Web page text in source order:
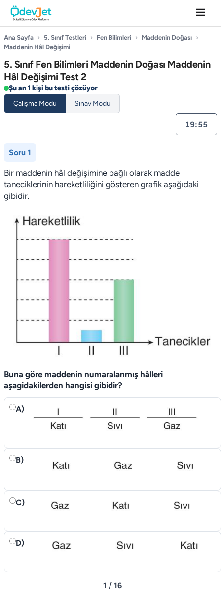
Ana Sayfa › 5. Sınıf Testleri › Fen Bilimleri › Maddenin Doğası ›
Maddenin Hâl Değişimi
5. Sınıf Fen Bilimleri Maddenin Doğası Maddenin
Hâl Değişimi Test 2
Şu an 1 kişi bu testi çözüyor
Çalışma Modu
Sınav Modu
19:55
Soru 1
Bir maddenin hâl değişimine bağlı olarak madde
taneciklerinin hareketliliğini gösteren grafik aşağıdaki
gibidir.
Buna göre maddenin numaralanmış hâlleri
aşagidakilerden hangisi gibidir?
A)
B)
C)
D)
1 / 16